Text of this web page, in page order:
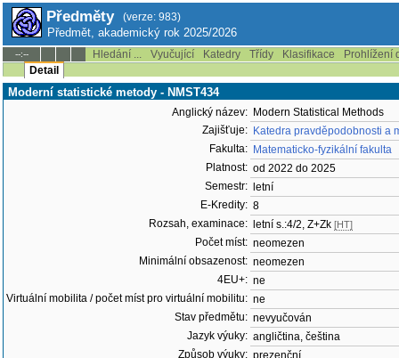
Předměty (verze: 983)
Předmět, akademický rok 2025/2026
--:-- Hledání ... Vyučující Katedry Třídy Klasifikace
Prohlížení
Detail
Moderní statistické metody - NMST434
Anglický název: Modern Statistical Methods
Zajišťuje: Katedra pravděpodobnosti a
Fakulta: Matematicko-fyzikální fakulta
Platnost: od 2022 do 2025
Semestr:
letní
E-Kredity: 8
Rozsah, examinace:
letní s.:4/2, Z+Zk [HT]
Počet míst: neomezen
Minimální obsazenost: neomezen
4EU+: ne
Virtuální mobilita / počet míst pro virtuální mobilitu: ne
Stav předmětu: nevyučován
Jazyk výuky: angličtina, čeština
Způsob výuky: prezenční